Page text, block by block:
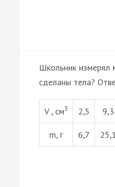
Школьник измерял
сделаны тела?
V , см3 2,5 9,3
m, г 6,7 25,1